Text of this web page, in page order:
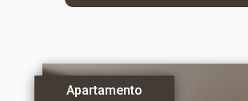
Apartamento